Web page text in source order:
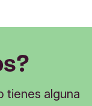
tienes alguna